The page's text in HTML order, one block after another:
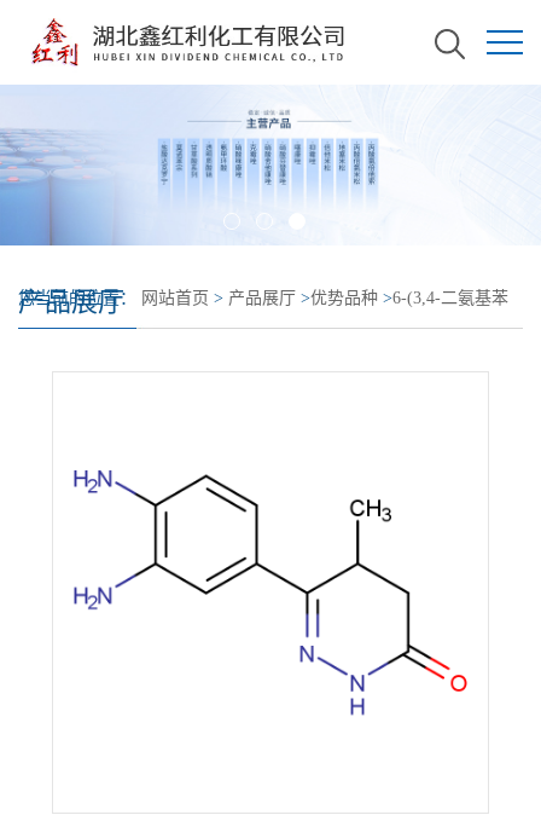
产品展厅
您当前的位置： 网站首页 > 产品展厅 >优势品种 >6-(3,4-二氨基苯